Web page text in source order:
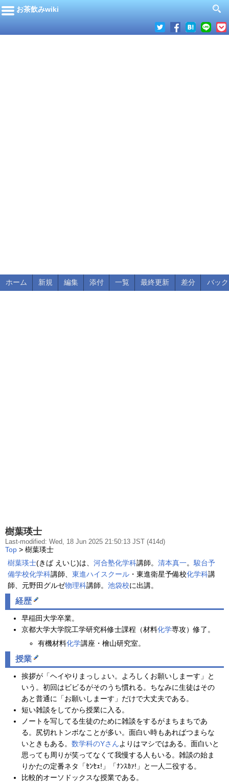
お茶飲みwiki
ホーム 新規 編集 添付 一覧 最終更新 差分 バッ
樹葉瑛士
Last-modified: Wed, 18 Jun 2025 21:50:13 JST (414d)
Top > 樹葉瑛士
樹葉瑛士(きば えいじ)は、 河合塾化学科講師。 清本真一。 駿台予
備学校化学科講師、 東進ハイスクール ・東進衛星予備校化学科講
師、元野田グルゼ物理科講師。 池袋校に出講。
経歴
早稲田大学卒業。
京都大学大学院工学研究科修士課程（材料化学専攻）修了。
有機材料化学講座・檜山研究室。
授業
挨拶が「ヘイやりまっしょい。よろしくお願いしまーす」と
いう。初回はビビるがそのうち慣れる。ちなみに生徒はその
あと普通に「お願いしまーす」だけで大丈夫である。
短い雑談をしてから授業に入る。
ノートを写してる生徒のために雑談をするがまちまちであ
る。尻切れトンボなことが多い。面白い時もあればつまらな
いときもある。 数学科のYさんよりはマシではある。面白いと
思っても周りが笑ってなくて我慢する人もいる。雑談の始ま
りかたの定番ネタ「ｾﾝｾｪ!」「ﾅﾝｽｶｧ!」と一人二役する。
比較的オーソドックスな授業である。